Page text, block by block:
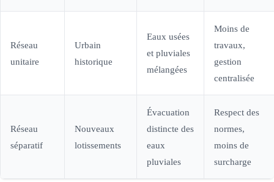
Réseau
unitaire
Urbain
historique
Eaux usées
et pluviales
mélangées
Moins de
travaux,
gestion
centralisée
Réseau
séparatif
Nouveaux
lotissements
Évacuation
distincte des
eaux
pluviales
Respect des
normes,
moins de
surcharge